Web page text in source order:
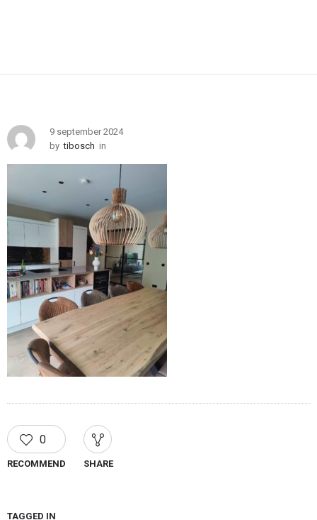
9 september 2024
by tibosch in
0
RECOMMEND SHARE
TAGGED IN